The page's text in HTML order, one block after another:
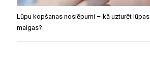
Lūpu kopšanas noslēpumi – kā uzturēt lūpas
maigas?